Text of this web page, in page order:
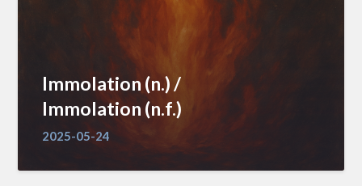
Immolation (n.) /
Immolation (n.f.)
2025-05-24